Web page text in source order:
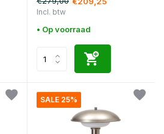
Incl. btw
• Op voorraad
SALE 25%